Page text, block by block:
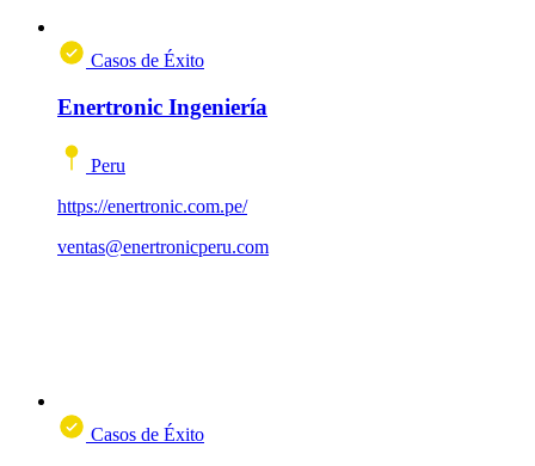
Casos de Éxito
Enertronic Ingeniería
Peru
https://enertronic.com.pe/
ventas@enertronicperu.com
Casos de Éxito